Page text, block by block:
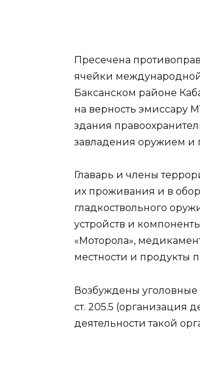
Пресечена
ячейки
Баксанском районе
на верность эмиссару
здания
завладения оружием и
Главарь и члены
их проживания и в
гладкоствольного
устройств и
«Моторола»,
местности и продукты
Возбуждены уголовные
ст. 205.5 (организация
деятельности такой